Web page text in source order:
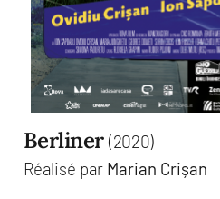
Berliner (2020)
Réalisé par Marian Crișan